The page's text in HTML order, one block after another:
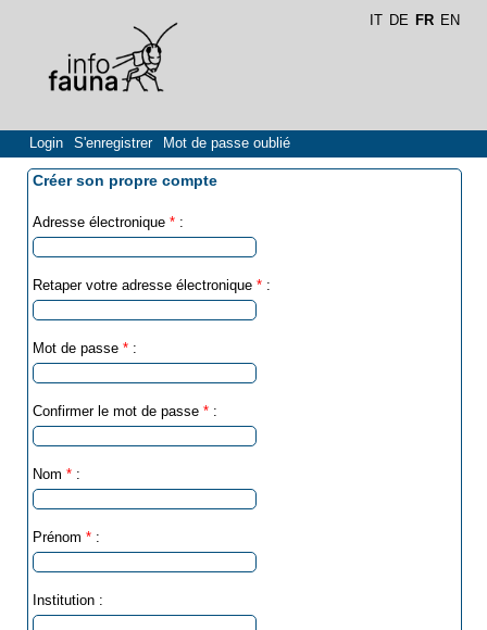
EN
FR
DE
IT
Login S'enregistrer Mot de passe oublié
Créer son propre compte
Adresse électronique * :
Retaper votre adresse électronique * :
Mot de passe * :
Confirmer le mot de passe * :
Nom * :
Prénom * :
Institution :